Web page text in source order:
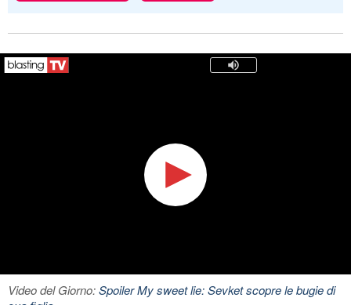
Video del Giorno:Spoiler My sweet lie: Sevket scopre le bugie di